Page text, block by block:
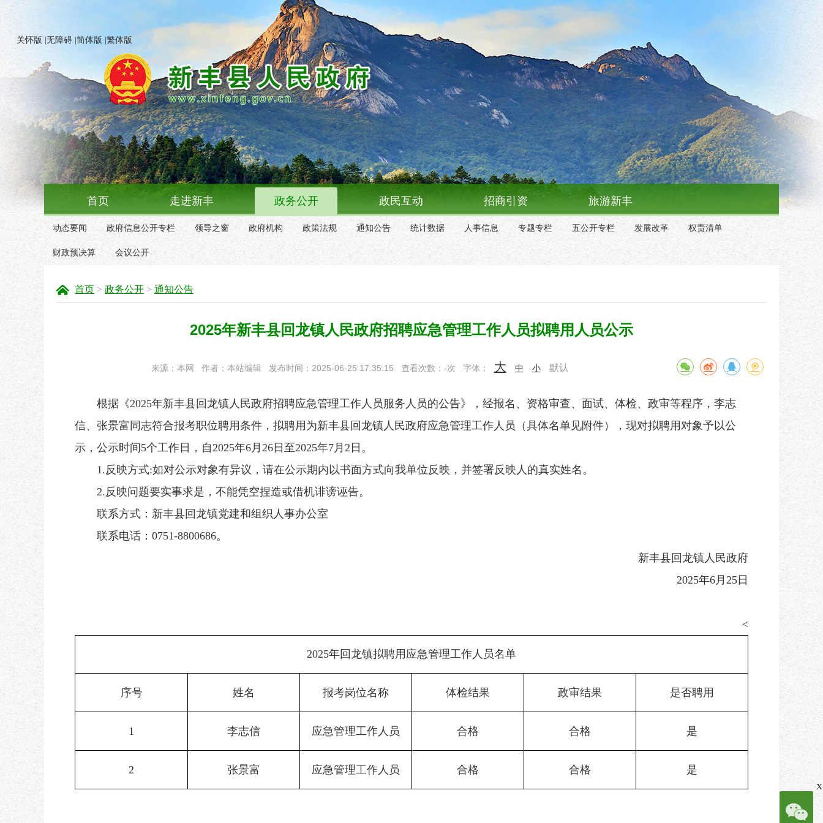
关怀版 无障碍 简体版 繁体版
首页 走进新丰 政务公开 政民互动 招商引资 旅游新丰
动态要闻 政府信息公开专栏 领导之窗 政府机构 政策法规 通知公告 统计数据 人事信息 专题专栏 五公开专栏 发展改革 权责清单
财政预决算 会议公开
首页 > 政务公开 > 通知公告
2025年新丰县回龙镇人民政府招聘应急管理工作人员拟聘用人员公示
来源：本网 作者：本站编辑 发布时间：2025-06-25 17:35:15 查看次数： -次 字体： 大 中 小 默认
根据《2025年新丰县回龙镇人民政府招聘应急管理工作人员服务人员的公告》，经报名、资格审查、面试、体检、政审等程序，李志
信、张景富同志符合报考职位聘用条件，拟聘用为新丰县回龙镇人民政府应急管理工作人员（具体名单见附件），现对拟聘用对象予以公
示，公示时间5个工作日，自2025年6月26日至2025年7月2日。
1.反映方式:如对公示对象有异议，请在公示期内以书面方式向我单位反映，并签署反映人的真实姓名。
2.反映问题要实事求是，不能凭空捏造或借机诽谤诬告。
联系方式：新丰县回龙镇党建和组织人事办公室
联系电话：0751-8800686。
新丰县回龙镇人民政府
2025年6月25日
<
2025年回龙镇拟聘用应急管理工作人员名单
序号 姓名 报考岗位名称 体检结果 政审结果 是否聘用
1 李志信 应急管理工作人员 合格 合格 是
2 张景富 应急管理工作人员 合格 合格 是
x